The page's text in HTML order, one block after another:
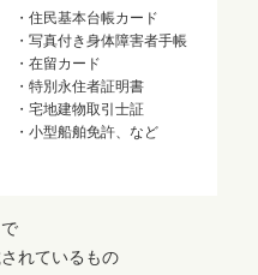
・住民基本台帳カード
・写真付き身体障害者手帳
・在留カード
・特別永住者証明書
・宅地建物取引士証
・小型船舶免許、など
れているもの